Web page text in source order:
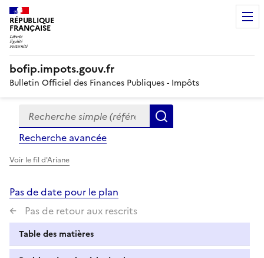
RÉPUBLIQUE
FRANÇAISE
bofip.impots.gouv.fr
Bulletin Officiel des Finances Publiques - Impôts
Formulaire
de
recherche
Recherche simple (références, mots clés, partie du
Recherche avancée
Voir le fil d'Ariane
Pas de date pour le plan
Pas de retour aux rescrits
Table des matières